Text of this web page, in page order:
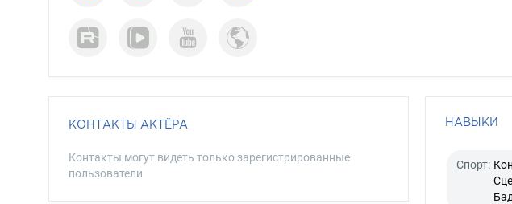
КОНТАКТЫ АКТЁРА
Контакты могут видеть только зарегистрированные
пользователи
НАВЫКИ
Спорт: